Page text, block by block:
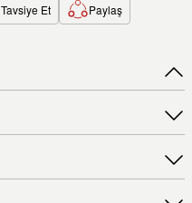
Tavsiye Et Paylaş